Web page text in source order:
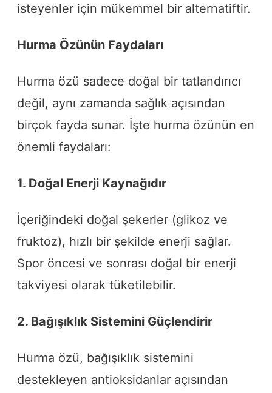
isteyenler için mükemmel bir alternatiftir.
Hurma Özünün Faydaları
Hurma özü sadece doğal bir tatlandırıcı
değil, aynı zamanda sağlık açısından
birçok fayda sunar. İşte hurma özünün en
önemli faydaları:
1. Doğal Enerji Kaynağıdır
İçeriğindeki doğal şekerler (glikoz ve
fruktoz), hızlı bir şekilde enerji sağlar.
Spor öncesi ve sonrası doğal bir enerji
takviyesi olarak tüketilebilir.
2. Bağışıklık Sistemini Güçlendirir
Hurma özü, bağışıklık sistemini
destekleyen antioksidanlar açısından